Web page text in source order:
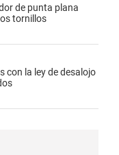
de punta plana
tornillos
con la ley de desalojo